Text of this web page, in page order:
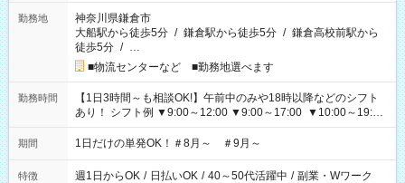
勤務地
神奈川県鎌倉市
大船駅から徒歩5分 / 鎌倉駅から徒歩5分 / 鎌倉高校前駅から
徒歩5分 / …
■物流センターなど ■勤務地選べます
勤務時間
【1日3時間～も相談OK!】午前中のみや18時以降などのシフト
あり！ シフト例 ▼9:00～12:00 ▼9:00～17:00 ▼10:00～19:00
▼18:00～21:00
期間 1日だけの単発OK！＃8月～ ＃9月～
特徴 週1日からOK / 日払いOK / 40～50代活躍中 / 副業・Wワーク